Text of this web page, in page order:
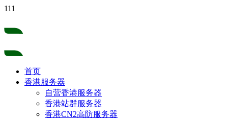
111
首页
香港服务器
自营香港服务器
香港站群服务器
香港CN2高防服务器